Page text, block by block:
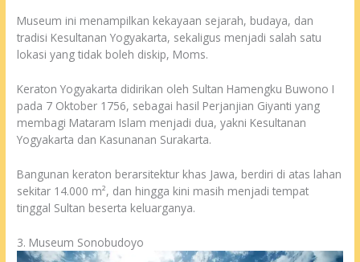
Museum ini menampilkan kekayaan sejarah, budaya, dan
tradisi Kesultanan Yogyakarta, sekaligus menjadi salah satu
lokasi yang tidak boleh diskip, Moms.
Keraton Yogyakarta didirikan oleh Sultan Hamengku Buwono I
pada 7 Oktober 1756, sebagai hasil Perjanjian Giyanti yang
membagi Mataram Islam menjadi dua, yakni Kesultanan
Yogyakarta dan Kasunanan Surakarta.
Bangunan keraton berarsitektur khas Jawa, berdiri di atas lahan
sekitar 14.000 m², dan hingga kini masih menjadi tempat
tinggal Sultan beserta keluarganya.
3. Museum Sonobudoyo